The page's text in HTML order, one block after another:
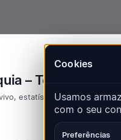
Cookies
Usamos
com o seu
Preferências
– Terremotos |
estatísticas e eventos